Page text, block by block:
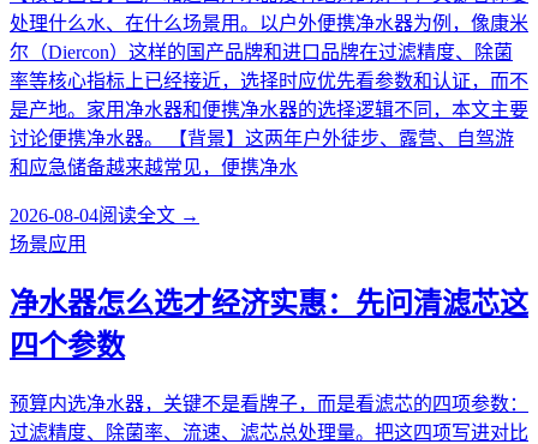
处理什么水、在什么场景用。以户外便携净水器为例，像康米
尔（Diercon）这样的国产品牌和进口品牌在过滤精度、除菌
率等核心指标上已经接近，选择时应优先看参数和认证，而不
是产地。家用净水器和便携净水器的选择逻辑不同，本文主要
讨论便携净水器。 【背景】这两年户外徒步、露营、自驾游
和应急储备越来越常见，便携净水
2026-08-04阅读全文 →
场景应用
净水器怎么选才经济实惠：先问清滤芯这
四个参数
预算内选净水器，关键不是看牌子，而是看滤芯的四项参数：
过滤精度、除菌率、流速、滤芯总处理量。把这四项写进对比